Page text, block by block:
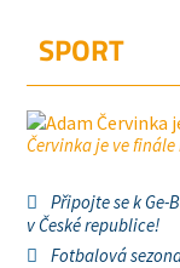
SPORT
Červinka je ve
Připojte se k Ge-
v České republice!
Fotbalová